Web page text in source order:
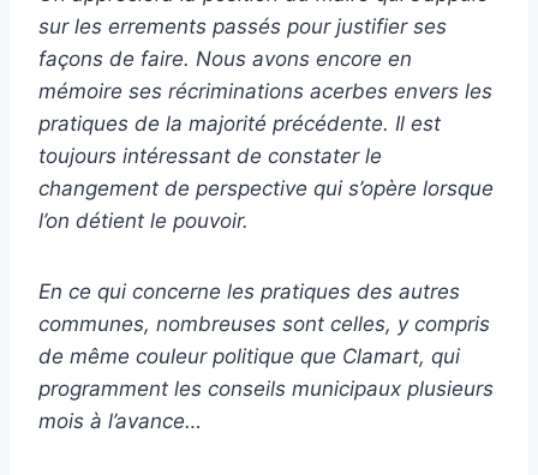
sur les errements passés pour justifier ses
façons de faire. Nous avons encore en
mémoire ses récriminations acerbes envers les
pratiques de la majorité précédente. Il est
toujours intéressant de constater le
changement de perspective qui s’opère lorsque
l’on détient le pouvoir.
En ce qui concerne les pratiques des autres
communes, nombreuses sont celles, y compris
de même couleur politique que Clamart, qui
programment les conseils municipaux plusieurs
mois à l’avance…